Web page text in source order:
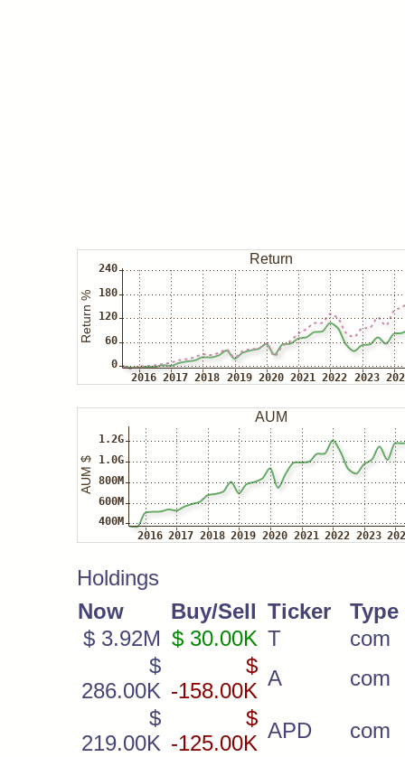
Holdings
Now
Buy/Sell Ticker
Type
$ 3.92M $ 30.00K T
com
$
286.00K
$
-158.00K
A
com
$
219.00K
$
-125.00K
APD
com